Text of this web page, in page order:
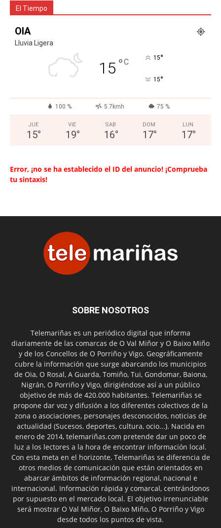
El Tiempo
OIA
Lluvia Ligera
15 °C 15°
15°
100 % 5.7kmh 75 %
JUE
15°
VIE
19°
SAB
16°
DOM
17°
LUN
17°
Error, ¡no se ha establecido el ID del anuncio! ¡Comprueba
tu sintaxis!
SOBRE NOSOTROS
Telemariñas es un periódico digital que informa
diariamente de las comarcas de O Val Miñor y O Baixo Miño
y de los Concellos de O Porriño y Vigo. Geográficamente
cubre la información que surge abarcando los municipios
de Oia, O Rosal, A Guarda, Tomiño, Tui, Gondomar, Baiona,
Nigrán, O Porriño y Vigo, dirigiéndose así a un público
objetivo de más de 420.000 habitantes. Telemariñas se
propone dar voz y difusión a los diferentes colectivos de la
zona o asociaciones, personajes desconocidos, noticias de
actualidad (Sucesos, deportes, cultura, ocio...). Nacida en
enero de 2014, telemariñas.com pretende dar un poco de
luz a los lectores a la hora de encontrar información local.
Con esta meta en el horizonte, Telemariñas se diferencia de
otros medios de comunicación que están orientados en
abarcar ámbitos de información regional, nacional e
internacional. Información rápida y comarcal, centrándonos
por supuesto en el mercado local. El objetivo irrenunciable
será mostrar O Val Miñor, O Baixo Miño, O Porriño y Vigo
desde todos los puntos de vista.